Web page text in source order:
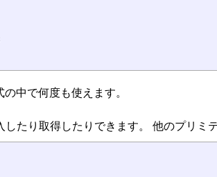
中で何度も使えます。
たり取得したりできます。 他のプリミ